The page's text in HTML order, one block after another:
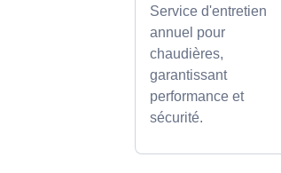
Service d'entretien
annuel pour
chaudières,
garantissant
performance et
sécurité.